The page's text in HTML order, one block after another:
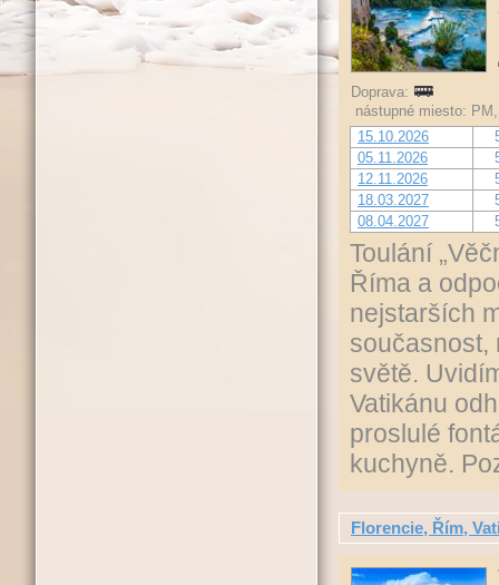
Doprava:
nástupné miesto:
15.10.2026
05.11.2026
12.11.2026
18.03.2027
08.04.2027
Toulání
Říma a
nejstarších
současnost,
světě.
Vatikánu
proslulé
kuchyně.
Florencie, Řím,